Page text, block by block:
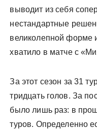
выводит из себя
нестандартные
великолепной форме
хватило в матче с
За этот сезон за 31
тридцать голов. За
было лишь раз: в
туров. Определенно